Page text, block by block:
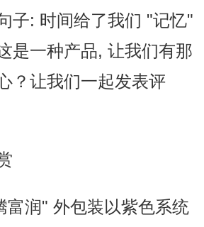
子: 时间给了我们 "记忆"
是一种产品, 让我们有那
？让我们一起发表评
富润" 外包装以紫色系统